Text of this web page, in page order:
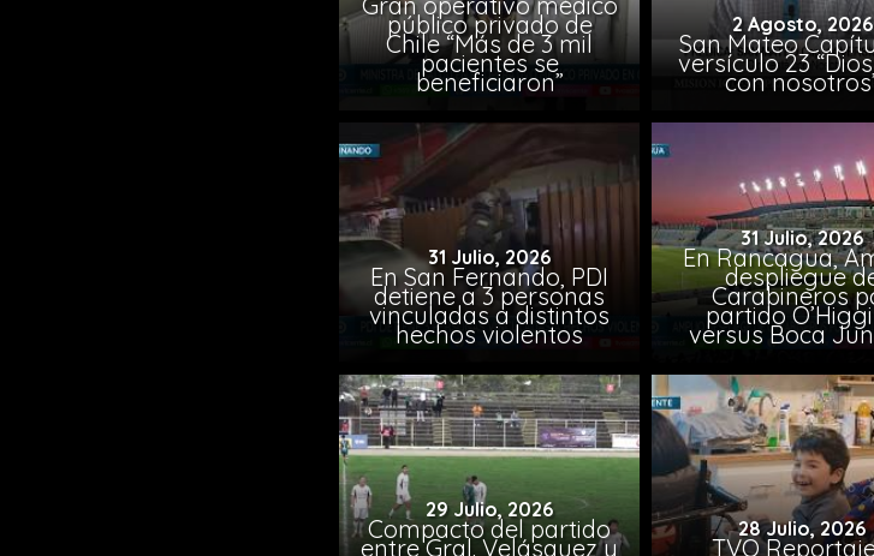
público privado de
Chile “Más de 3 mil
pacientes se
beneficiaron”
2 Agosto, 2026
San Mateo
versículo 23
con
31 Julio, 2026
En San Fernando, PDI
detiene a 3 personas
vinculadas a distintos
hechos violentos
31 Julio, 2026
En Rancagua,
despliegue
Carabineros
partido
versus Boca
29 Julio, 2026
Compacto del partido
entre Gral. Velásquez y
28 Julio, 2026
TVO